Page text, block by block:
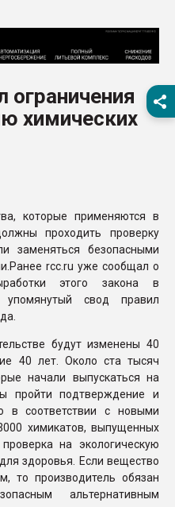
28.07.2026
первый план в
28.07.2026
ситуацией на
ограничения
химических
которые применяются в
проходить проверку
заменяться безопасными
rcc.ru уже сообщал о
этого закона в
упомянутый свод правил
будут изменены 40
40 лет. Около ста тысяч
начали выпускаться на
пройти подтверждение и
в соответствии с новыми
химикатов, выпущенных
на экологическую
здоровья. Если вещество
то производитель обязан
альтернативным